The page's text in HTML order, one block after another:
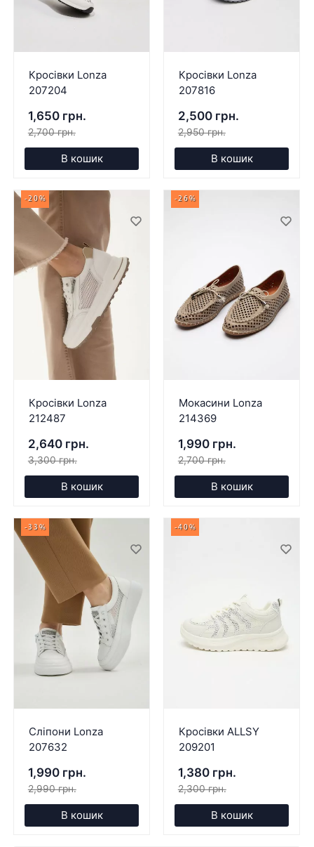
Кросівки Lonza
207204
1,650 грн.
2,700 грн.
В кошик
Кросівки Lonza
207816
2,500 грн.
2,950 грн.
В кошик
-20%
Кросівки Lonza
212487
2,640 грн.
3,300 грн.
В кошик
-26%
Мокасини Lonza
214369
1,990 грн.
2,700 грн.
В кошик
-33%
Сліпони Lonza
207632
1,990 грн.
2,990 грн.
В кошик
-40%
Кросівки ALLSY
209201
1,380 грн.
2,300 грн.
В кошик